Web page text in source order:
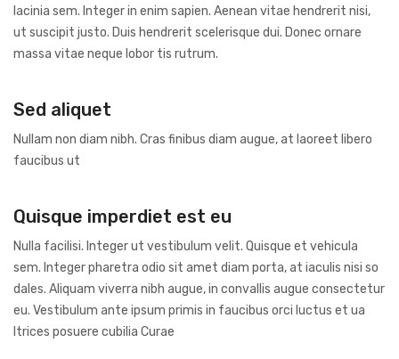
lacinia sem. Integer in enim sapien. Aenean vitae hendrerit nisi,
ut suscipit justo. Duis hendrerit scelerisque dui. Donec ornare
massa vitae neque lobor tis rutrum.
Sed aliquet
Nullam non diam nibh. Cras finibus diam augue, at laoreet libero
faucibus ut
Quisque imperdiet est eu
Nulla facilisi. Integer ut vestibulum velit. Quisque et vehicula
sem. Integer pharetra odio sit amet diam porta, at iaculis nisi so
dales. Aliquam viverra nibh augue, in convallis augue consectetur
eu. Vestibulum ante ipsum primis in faucibus orci luctus et ua
ltrices posuere cubilia Curae